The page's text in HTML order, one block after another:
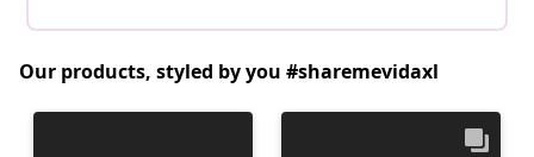
Our products, styled by you #sharemevidaxl